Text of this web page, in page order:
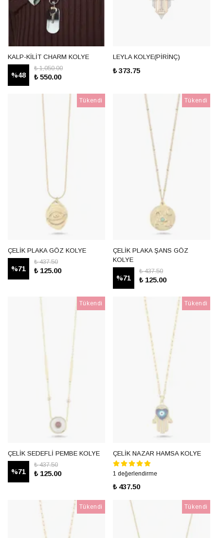
KALP-KİLİT CHARM KOLYE
%48
₺ 1,050.00
₺ 550.00
LEYLA KOLYE(PİRİNÇ)
₺ 373.75
Tükendi
ÇELİK PLAKA GÖZ KOLYE
%71
₺ 437.50
₺ 125.00
Tükendi
ÇELİK PLAKA ŞANS GÖZ
KOLYE
%71
₺ 437.50
₺ 125.00
Tükendi
ÇELİK SEDEFLİ PEMBE KOLYE
%71
₺ 437.50
₺ 125.00
Tükendi
ÇELİK NAZAR HAMSA KOLYE
1 değerlendirme
₺ 437.50
Tükendi Tükendi